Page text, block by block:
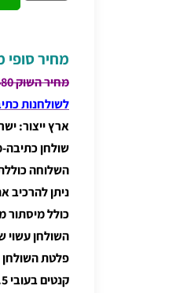
מחיר סופי
מחיר השוק 3480 ש"ח
לשולחנות
ארץ ייצור:
שולחן
השלוחה כוללת דלת+5 מגירות עם
ניתן להרכיב
כולל מיסתור
השולחן עשוי
פלטת השולחן
קנטים בעובי 1.5 מ"מ